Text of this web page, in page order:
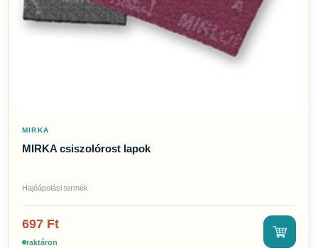
MIRKA
MIRKA csiszolórost lapok
Hajóápolási termék
697 Ft
raktáron